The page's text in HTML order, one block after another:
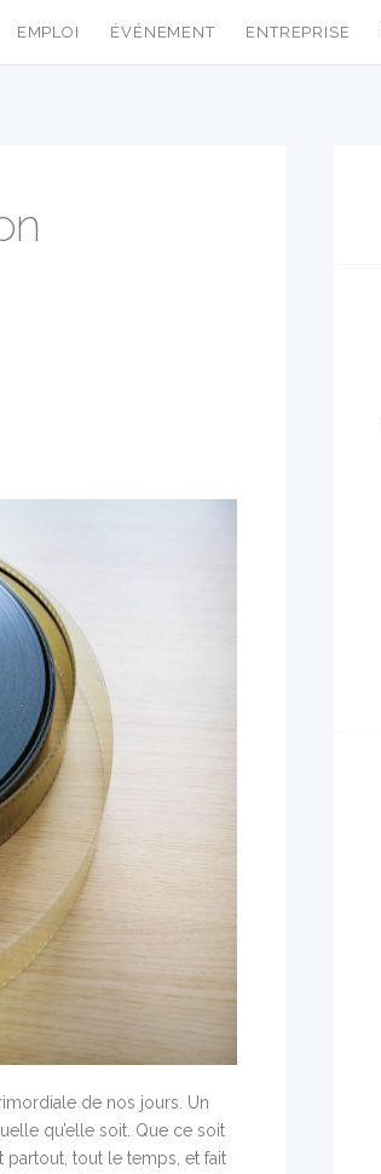
EMPLOI ÉVÉNEMENT ENTREPRISE
de nos jours. Un
qu’elle soit. Que ce soit
partout, tout le temps, et fait